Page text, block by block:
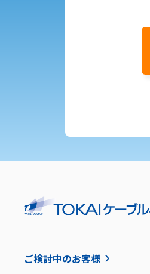
ご検討中のお客様